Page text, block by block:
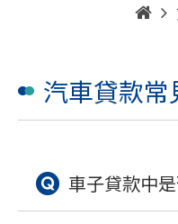
汽車貸款常
車子貸款中